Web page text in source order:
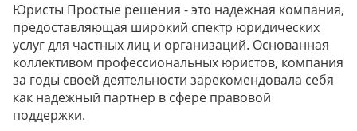
Юристы Простые решения - это надежная компания,
предоставляющая широкий спектр юридических
услуг для частных лиц и организаций. Основанная
коллективом профессиональных юристов, компания
за годы своей деятельности зарекомендовала себя
как надежный партнер в сфере правовой
поддержки.